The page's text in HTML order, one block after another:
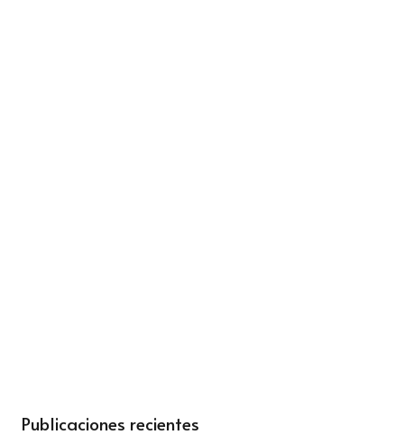
Publicaciones recientes